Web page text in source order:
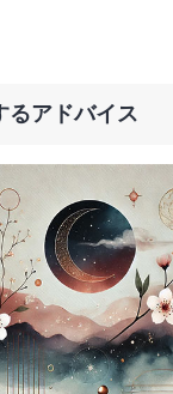
るアドバイス